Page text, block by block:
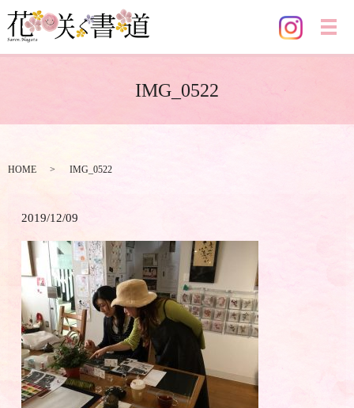
メ
IMG_0522
HOME IMG_0522
2019/12/09